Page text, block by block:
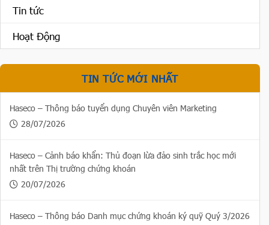
Tin tức
Hoạt Động
TIN TỨC MỚI NHẤT
Haseco – Thông báo tuyển dụng Chuyên viên Marketing
28/07/2026
Haseco – Cảnh báo khẩn: Thủ đoạn lừa đảo sinh trắc học mới
nhất trên Thị trường chứng khoán
20/07/2026
Haseco – Thông báo Danh mục chứng khoán ký quỹ Quý 3/2026